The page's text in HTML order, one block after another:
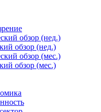
обзор (нед.)
обзор (нед.)
обзор (мес.)
обзор (мес.)